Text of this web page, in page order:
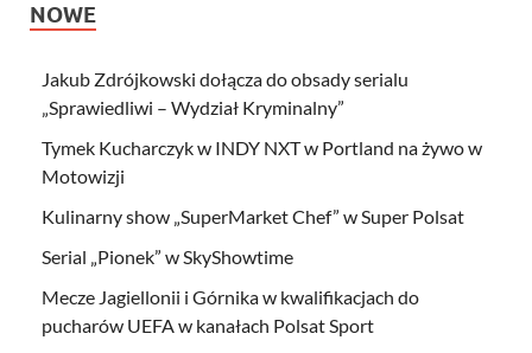
NOWE
Jakub Zdrójkowski dołącza do obsady serialu
„Sprawiedliwi – Wydział Kryminalny”
Tymek Kucharczyk w INDY NXT w Portland na żywo w
Motowizji
Kulinarny show „SuperMarket Chef” w Super Polsat
Serial „Pionek” w SkyShowtime
Mecze Jagiellonii i Górnika w kwalifikacjach do
pucharów UEFA w kanałach Polsat Sport